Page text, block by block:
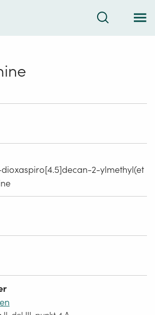
Søk
2-ylmethyl(et